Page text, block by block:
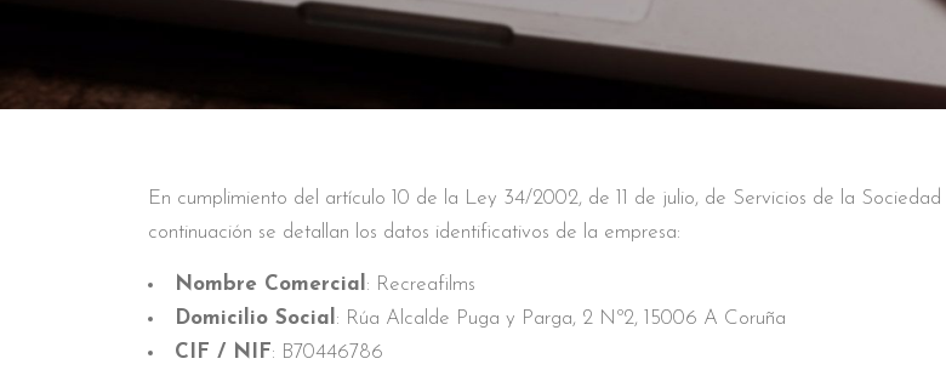
En cumplimiento del artículo 10 de la Ley 34/2002, de 11 de julio, de Servicios de la
continuación se detallan los datos identificativos de la empresa:
Nombre Comercial : Recreafilms
Domicilio Social : Rúa Alcalde Puga y Parga, 2 Nº2, 15006 A Coruña
CIF / NIF: B70446786